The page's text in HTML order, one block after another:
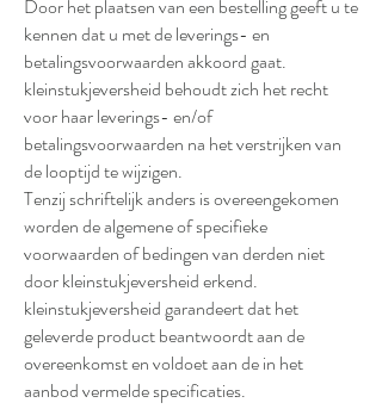
Door het plaatsen van een bestelling geeft u te
kennen dat u met de leverings- en
betalingsvoorwaarden akkoord gaat.
kleinstukjeversheid behoudt zich het recht
voor haar leverings- en/of
betalingsvoorwaarden na het verstrijken van
de looptijd te wijzigen.
Tenzij schriftelijk anders is overeengekomen
worden de algemene of specifieke
voorwaarden of bedingen van derden niet
door kleinstukjeversheid erkend.
kleinstukjeversheid garandeert dat het
geleverde product beantwoordt aan de
overeenkomst en voldoet aan de in het
aanbod vermelde specificaties.